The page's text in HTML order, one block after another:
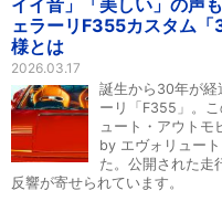
イイ音」「美しい」の声
ェラーリF355カスタム
様とは
2026.03.17
誕生から30年が経
ーリ「F355」。
ュート・アウトモ
by エヴォリュー
た。公開された走
反響が寄せられています。